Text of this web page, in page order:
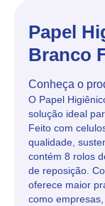
Papel
Branco
Conheça o
O Papel
solução ideal
Feito com
qualidade,
contém 8 rolos
de reposição.
oferece maior
como